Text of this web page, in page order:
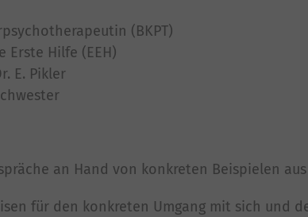
(BKPT)
Hilfe (EEH)
E. Pikler
an Hand von konkreten Beispielen
für den konkreten Umgang mit sich und